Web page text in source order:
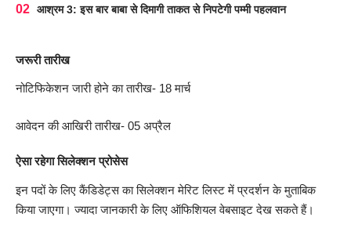
आश्रम 3: इस बार बाबा से दिमागी ताकत से निपटेगी पम्मी पहलवान
जरूरी तारीख
नोटिफिकेशन जारी होने का तारीख- 18 मार्च
आवेदन की आखिरी तारीख- 05 अप्रैल
ऐसा रहेगा सिलेक्शन प्रोसेस
इन पदों के लिए कैंडिडेट्स का सिलेक्शन मेरिट लिस्ट में प्रदर्शन के मुताबिक
किया जाएगा। ज्यादा जानकारी के लिए ऑफिशियल वेबसाइट देख सकते हैं।